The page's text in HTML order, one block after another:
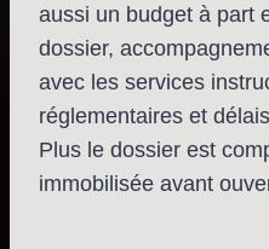
aussi un budget à part
dossier,
avec les services
réglementaires et
Plus le dossier est
immobilisée avant